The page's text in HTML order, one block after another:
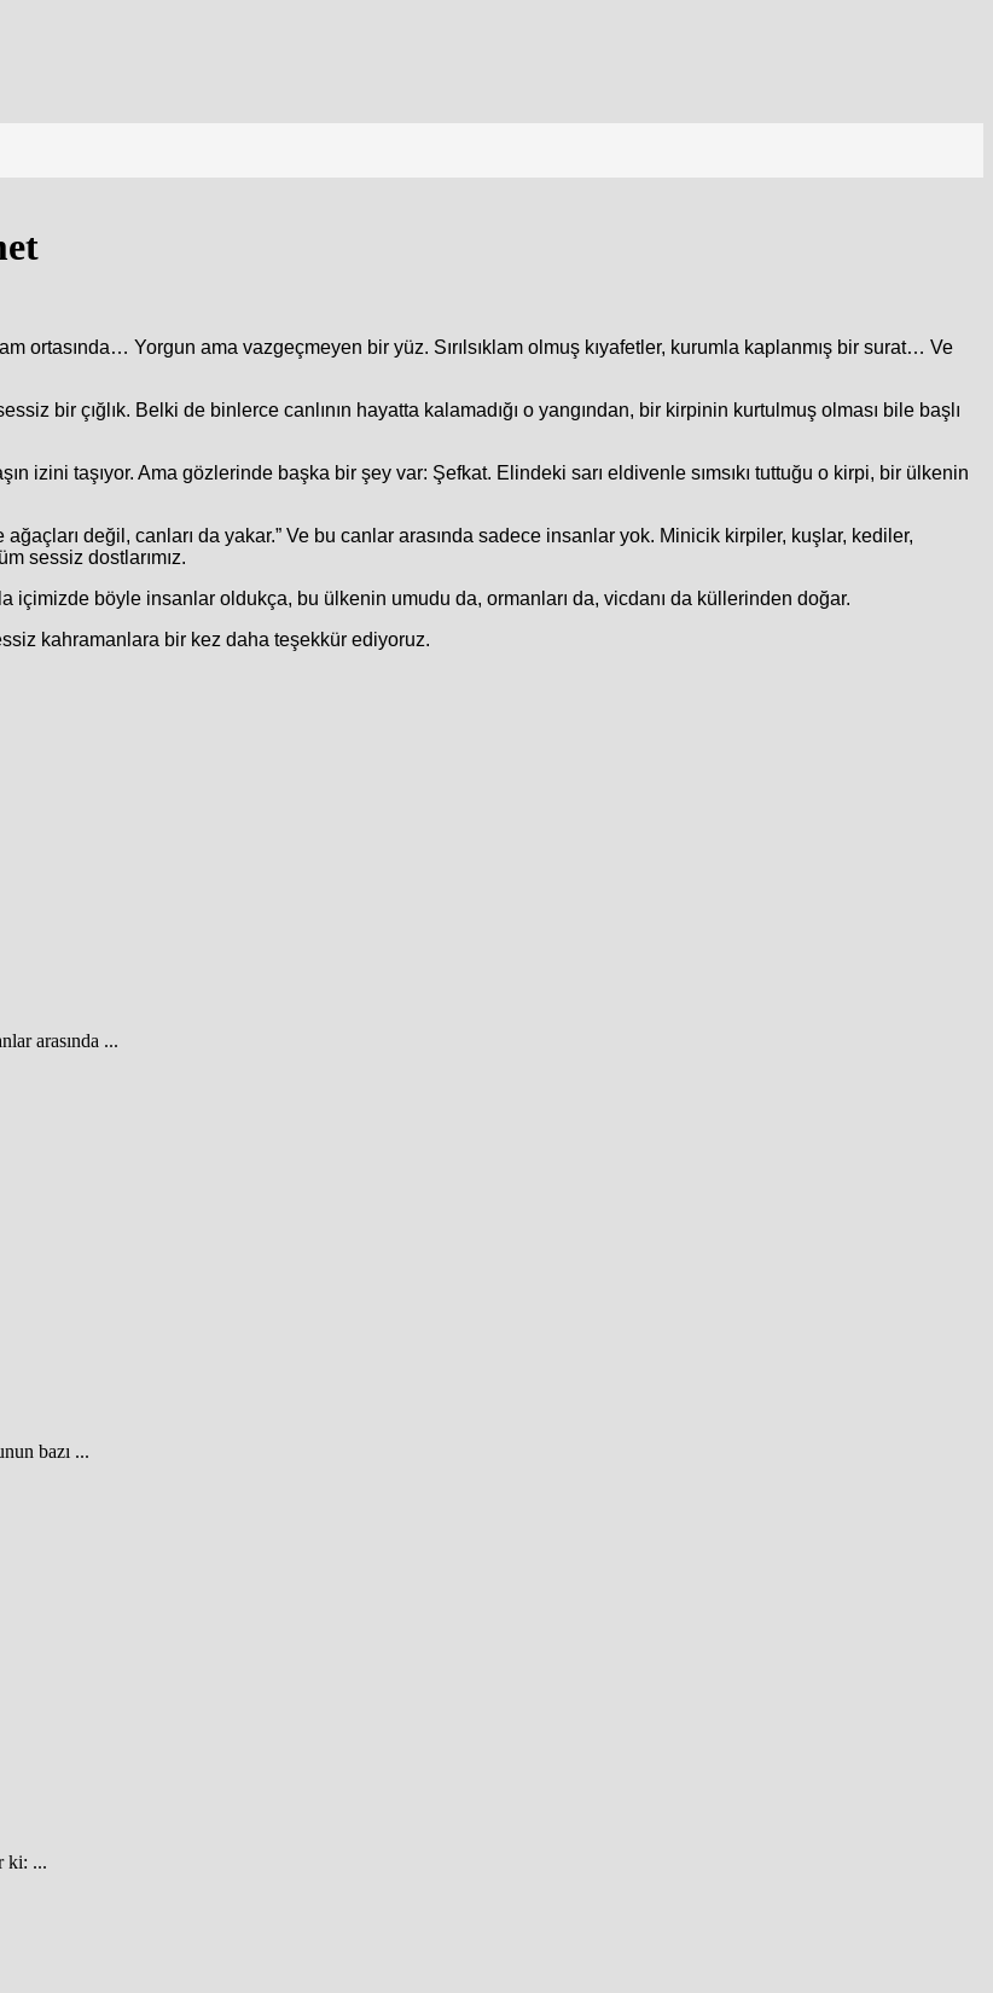
ortasında… Yorgun ama vazgeçmeyen bir yüz. Sırılsıklam olmuş kıyafetler, kurumla kaplanmış bir surat… Ve
bir çığlık. Belki de binlerce canlının hayatta kalamadığı o yangından, bir kirpinin kurtulmuş olması bile başlı
izini taşıyor. Ama gözlerinde başka bir şey var: Şefkat. Elindeki sarı eldivenle sımsıkı tuttuğu o kirpi, bir ülkenin
değil, canları da yakar.” Ve bu canlar arasında sadece insanlar yok. Minicik kirpiler, kuşlar, kediler,
sessiz dostlarımız.
içimizde böyle insanlar oldukça, bu ülkenin umudu da, ormanları da, vicdanı da küllerinden doğar.
kahramanlara bir kez daha teşekkür ediyoruz.
arasında ...
bazı ...
ki: ...